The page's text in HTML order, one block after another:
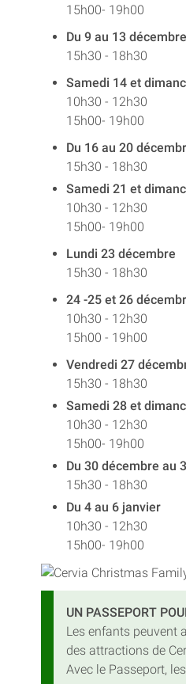
15h00- 19h00
Du 9 au 13 décembre
15h30 - 18h30
Samedi 14 et
10h30 - 12h30
15h00- 19h00
Du 16 au 20
15h30 - 18h30
Samedi 21 et
10h30 - 12h30
15h00- 19h00
Lundi 23 décembre
15h30 - 18h30
24 -25 et 26
10h30 - 12h30
15h00 - 19h00
Vendredi 27
15h30 - 18h30
Samedi 28 et
10h30 - 12h30
15h00- 19h00
Du 30 décembre au
15h30 - 18h30
Du 4 au 6 janvier
10h30 - 12h30
15h00- 19h00
UN PASSEPORT
Les enfants peuvent
des attractions de
Avec le Passeport,